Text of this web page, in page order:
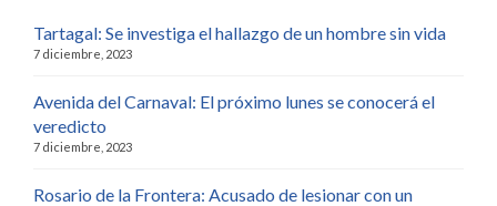
Tartagal: Se investiga el hallazgo de un hombre sin vida
7 diciembre, 2023
Avenida del Carnaval: El próximo lunes se conocerá el
veredicto
7 diciembre, 2023
Rosario de la Frontera: Acusado de lesionar con un